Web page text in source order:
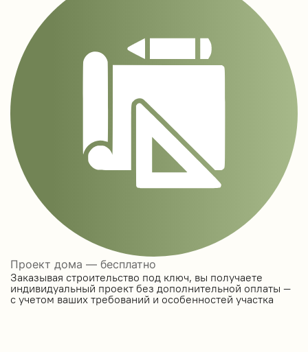
Проект дома — бесплатно
Заказывая строительство под ключ, вы получаете
индивидуальный проект без дополнительной оплаты —
с учетом ваших требований и особенностей участка